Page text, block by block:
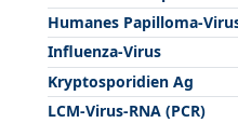
Humanes Papilloma-
Influenza-Virus
Kryptosporidien Ag
LCM-Virus-RNA (PCR)